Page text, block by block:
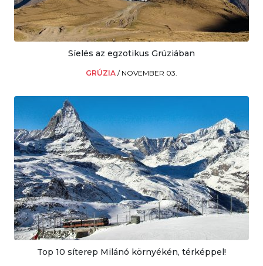
Síelés az egzotikus Grúziában
GRÚZIA / NOVEMBER 03.
Top 10 síterep Milánó környékén, térképpel!